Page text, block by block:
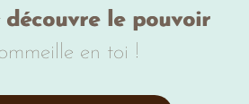
découvre le pouvoir
en toi !